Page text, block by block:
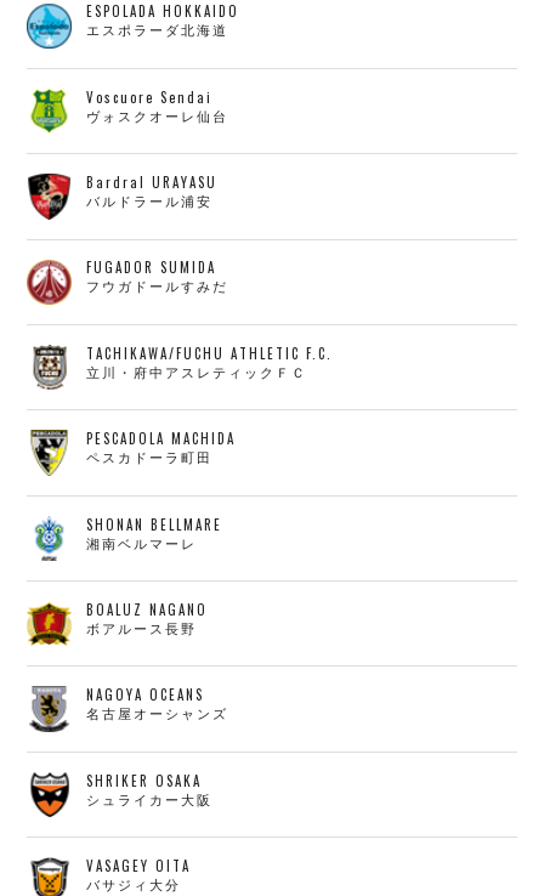
ESPOLADA HOKKAIDO
エスポラーダ北海道
Voscuore Sendai
ヴォスクオーレ仙台
Bardral URAYASU
バルドラール浦安
FUGADOR SUMIDA
フウガドールすみだ
TACHIKAWA/FUCHU ATHLETIC F.C.
立川・府中アスレティックＦＣ
PESCADOLA MACHIDA
ペスカドーラ町田
SHONAN BELLMARE
湘南ベルマーレ
BOALUZ NAGANO
ボアルース長野
NAGOYA OCEANS
名古屋オーシャンズ
SHRIKER OSAKA
シュライカー大阪
VASAGEY OITA
バサジィ大分